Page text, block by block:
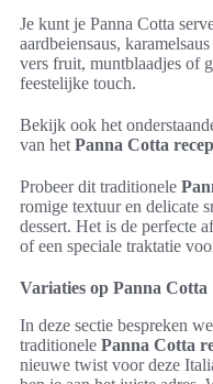
Je kunt je Panna Cotta
aardbeiensaus,
vers fruit, muntblaadjes of
feestelijke touch.
Bekijk ook het
van het Panna Cotta
Probeer dit traditionele
romige textuur en delicate
dessert. Het is de perfecte
of een speciale traktatie
Variaties op Panna Cotta
In deze sectie bespreken
traditionele Panna Cotta
nieuwe twist voor deze